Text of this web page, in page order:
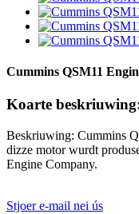
Cummins QSM11
Koarte
Beskriuwing: Cummins
dizze motor wurdt
Engine Company.
Stjoer e-mail nei ús